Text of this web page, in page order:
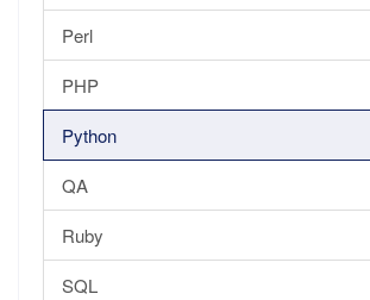
Perl
PHP
Python
QA
Ruby
SQL